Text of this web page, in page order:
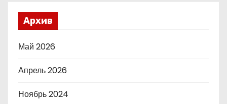
Архив
Май 2026
Апрель 2026
Ноябрь 2024